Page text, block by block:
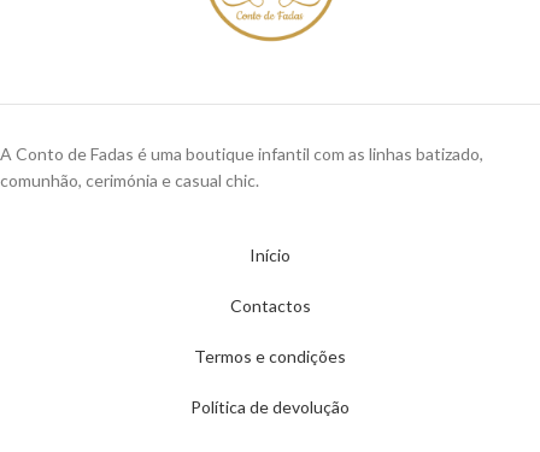
A Conto de Fadas é uma boutique infantil com as linhas batizado,
comunhão, cerimónia e casual chic.
Início
Contactos
Termos e condições
Política de devolução